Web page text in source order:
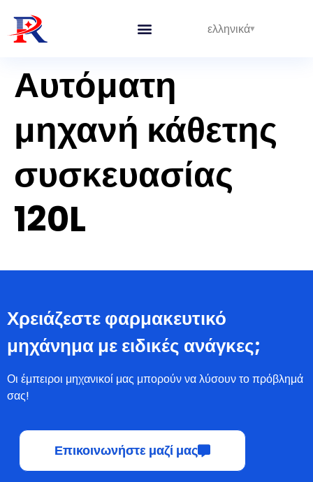
ελληνικά
Αυτόματη
μηχανή κάθετης
συσκευασίας
120L
Χρειάζεστε φαρμακευτικό
μηχάνημα με ειδικές ανάγκες;
Οι έμπειροι μηχανικοί μας μπορούν να λύσουν το πρόβλημά
σας!
Επικοινωνήστε μαζί μας